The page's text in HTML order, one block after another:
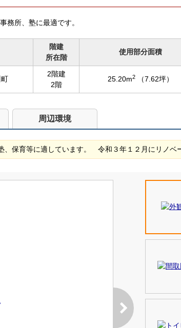
務所、塾に最適です。
階建
所在階
使用部分面積
2階建
2階
25.20m2 （7.62坪）
周辺環境
、保育等に適しています。 令和３年１２月にリノベ